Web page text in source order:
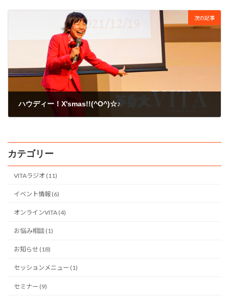
次の記事
ハウディー！X'smas!!(^O^)☆♪
カテゴリー
VITAラジオ (11)
イベント情報 (6)
オンラインVITA (4)
お悩み相談 (1)
お知らせ (18)
セッションメニュー (1)
セミナー (9)